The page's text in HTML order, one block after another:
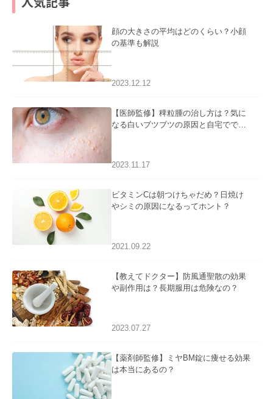
顔の大きさの平均はどのくらい？小顔
の基準も解説
2023.12.12
【医師監修】稗粒腫の治し方は？気に
なる白いブツブツの原因と自宅ででき
2023.11.17
ビタミンCは朝つけちゃだめ？日焼け
やシミの原因になるってホント？
2021.09.22
【教えてドクター】防風通聖散の効果
や副作用は？長期服用は危険なの？
2023.07.27
【薬剤師監修】ミヤBM錠に痩せる効果
は本当にあるの？